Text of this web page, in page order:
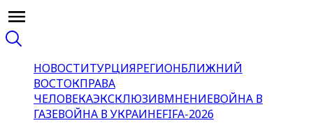
НОВОСТИТУРЦИЯРЕГИОНБЛИЖНИЙ
ВОСТОКПРАВА
ЧЕЛОВЕКАЭКСКЛЮЗИВМНЕНИЕВОЙНА В
ГАЗЕВОЙНА В УКРАИНЕFIFA-2026